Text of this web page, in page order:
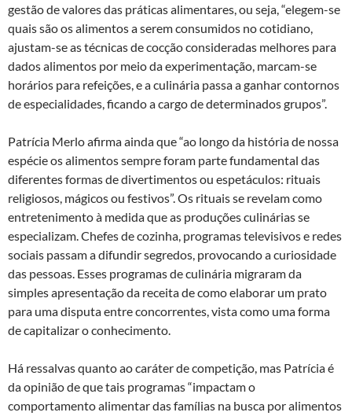
gestão de valores das práticas alimentares, ou seja, “elegem-se
quais são os alimentos a serem consumidos no cotidiano,
ajustam-se as técnicas de cocção consideradas melhores para
dados alimentos por meio da experimentação, marcam-se
horários para refeições, e a culinária passa a ganhar contornos
de especialidades, ficando a cargo de determinados grupos”.
Patrícia Merlo afirma ainda que “ao longo da história de nossa
espécie os alimentos sempre foram parte fundamental das
diferentes formas de divertimentos ou espetáculos: rituais
religiosos, mágicos ou festivos”. Os rituais se revelam como
entretenimento à medida que as produções culinárias se
especializam. Chefes de cozinha, programas televisivos e redes
sociais passam a difundir segredos, provocando a curiosidade
das pessoas. Esses programas de culinária migraram da
simples apresentação da receita de como elaborar um prato
para uma disputa entre concorrentes, vista como uma forma
de capitalizar o conhecimento.
Há ressalvas quanto ao caráter de competição, mas Patrícia é
da opinião de que tais programas “impactam o
comportamento alimentar das famílias na busca por alimentos